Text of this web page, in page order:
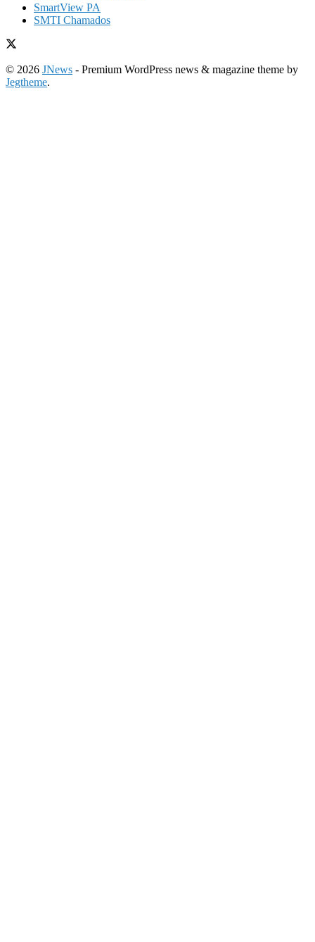
SmartView PA
SMTI Chamados
© 2026 JNews - Premium WordPress news & magazine theme by
Jegtheme.